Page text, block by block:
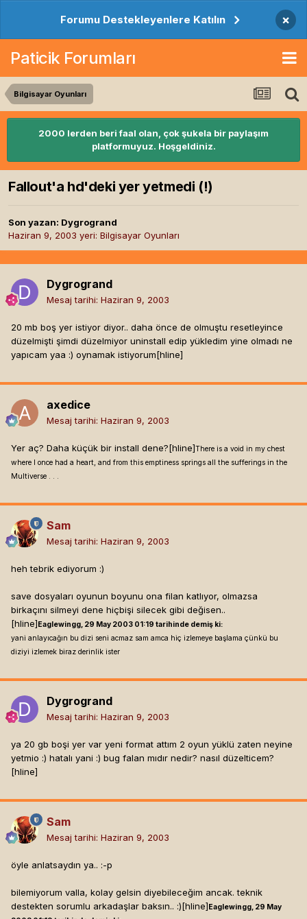
Forumu Destekleyenlere Katılın ×
Paticik Forumları
Bilgisayar Oyunları
2000 lerden beri faal olan, çok şukela bir paylaşım
platformuyuz. Hoşgeldiniz.
Fallout'a hd'deki yer yetmedi (!)
Son yazan: Dygrogrand
Haziran 9, 2003 yeri: Bilgisayar Oyunları
Dygrogrand
Mesaj tarihi: Haziran 9, 2003
20 mb boş yer istiyor diyor.. daha önce de olmuştu resetleyince
düzelmişti şimdi düzelmiyor uninstall edip yükledim yine olmadı ne
yapıcam yaa :) oynamak istiyorum[hline]
axedice
Mesaj tarihi: Haziran 9, 2003
Yer aç? Daha küçük bir install dene?[hline]There is a void in my chest
where I once had a heart, and from this emptiness springs all the sufferings in the
Multiverse . . .
Sam
Mesaj tarihi: Haziran 9, 2003
heh tebrik ediyorum :)
save dosyaları oyunun boyunu ona filan katlıyor, olmazsa
birkaçını silmeyi dene hiçbişi silecek gibi değisen..
[hline] Eaglewingg, 29 May 2003 01:19 tarihinde demiş ki:
yani anlayıcağın bu dizi seni acmaz sam amca hiç izlemeye başlama çünkü bu
diziyi izlemek biraz derinlik ister
Dygrogrand
Mesaj tarihi: Haziran 9, 2003
ya 20 gb boşi yer var yeni format attım 2 oyun yüklü zaten neyine
yetmio :) hatalı yani :) bug falan mıdır nedir? nasıl düzelticem?
[hline]
Sam
Mesaj tarihi: Haziran 9, 2003
öyle anlatsaydın ya.. :-p
bilemiyorum valla, kolay gelsin diyebileceğim ancak. teknik
destekten sorumlu arkadaşlar baksın.. :)[hline] Eaglewingg, 29 May